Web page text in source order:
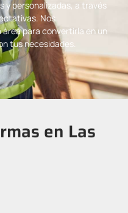
y personalizadas, a través
Nos
para convertirla en un
tus necesidades.
en Las